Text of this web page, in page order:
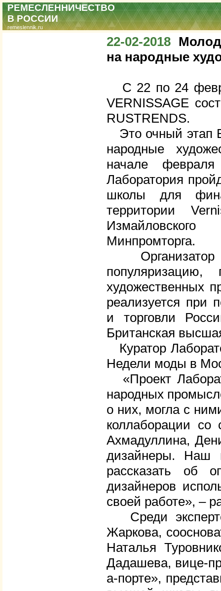
РЕМЕСЛЕННИЧЕСТВО
В РОССИИ
remeslennik.ru
22-02-2018
на народные
С 22 по 24
VERNISSAGE
RUSTRENDS.
Это очный этап
народные
начале
Лаборатория
школы для
территории
Минпромторга.
Организатор
художественных
реализуется при
и торговли
Британская
Куратор
Недели моды в
«Проект
народных
о них, могла с
коллаборации
Ахмадуллина,
дизайнеры. Наш
рассказать об
дизайнеров
своей работе», –
Среди
Жаркова,
Наталья
Дадашева, вице-
а-порте»,